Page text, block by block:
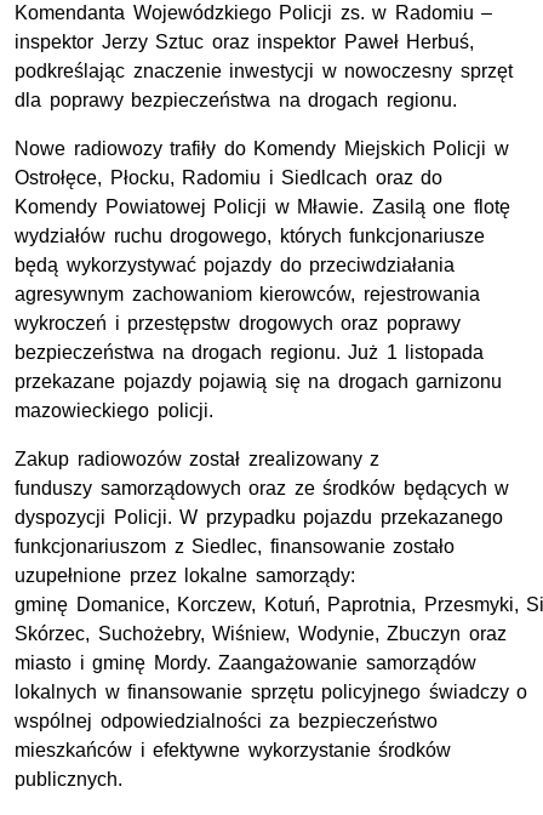
Komendanta Wojewódzkiego Policji zs. w Radomiu –
inspektor Jerzy Sztuc oraz inspektor Paweł Herbuś,
podkreślając znaczenie inwestycji w nowoczesny sprzęt
dla poprawy bezpieczeństwa na drogach regionu.
Nowe radiowozy trafiły do Komendy Miejskich Policji w
Ostrołęce, Płocku, Radomiu i Siedlcach oraz do
Komendy Powiatowej Policji w Mławie. Zasilą one flotę
wydziałów ruchu drogowego, których funkcjonariusze
będą wykorzystywać pojazdy do przeciwdziałania
agresywnym zachowaniom kierowców, rejestrowania
wykroczeń i przestępstw drogowych oraz poprawy
bezpieczeństwa na drogach regionu.Już 1 listopada
przekazane pojazdy pojawią się na drogach garnizonu
mazowieckiego policji.
Zakup radiowozów został zrealizowany z
funduszy samorządowych oraz ze środków będących w
dyspozycji Policji. W przypadku pojazdu przekazanego
funkcjonariuszom z Siedlec, finansowanie zostało
uzupełnione przez lokalne samorządy:
gminę Domanice, Korczew, Kotuń, Paprotnia, Przesmyki,
Skórzec, Suchożebry, Wiśniew, Wodynie, Zbuczyn oraz
miasto i gminę Mordy. Zaangażowanie samorządów
lokalnych w finansowanie sprzętu policyjnego świadczy o
wspólnej odpowiedzialności za bezpieczeństwo
mieszkańców i efektywne wykorzystanie środków
publicznych.